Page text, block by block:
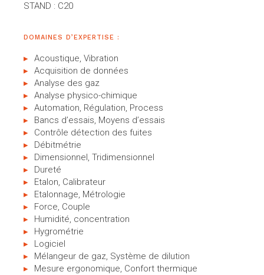
STAND : C20
DOMAINES D’EXPERTISE :
Acoustique, Vibration
Acquisition de données
Analyse des gaz
Analyse physico-chimique
Automation, Régulation, Process
Bancs d’essais, Moyens d’essais
Contrôle détection des fuites
Débitmétrie
Dimensionnel, Tridimensionnel
Dureté
Etalon, Calibrateur
Etalonnage, Métrologie
Force, Couple
Humidité, concentration
Hygrométrie
Logiciel
Mélangeur de gaz, Système de dilution
Mesure ergonomique, Confort thermique